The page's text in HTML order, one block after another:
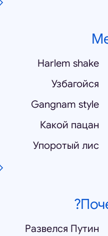
Harlem shake
Узбагойся
Gangnam style
Какой пацан
Упоротый лис
Развелся Путин